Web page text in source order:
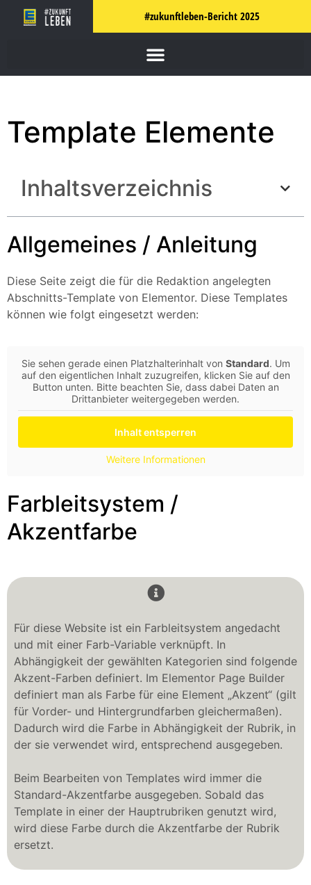
#zukunftleben-Bericht 2025
Template Elemente
Inhaltsverzeichnis
Allgemeines / Anleitung
Diese Seite zeigt die für die Redaktion angelegten
Abschnitts-Template von Elementor. Diese Templates
können wie folgt eingesetzt werden:
Sie sehen gerade einen Platzhalterinhalt von Standard. Um
auf den eigentlichen Inhalt zuzugreifen, klicken Sie auf den
Button unten. Bitte beachten Sie, dass dabei Daten an
Drittanbieter weitergegeben werden.
Inhalt entsperren
Weitere Informationen
Farbleitsystem /
Akzentfarbe
Für diese Website ist ein Farbleitsystem angedacht
und mit einer Farb-Variable verknüpft. In
Abhängigkeit der gewählten Kategorien sind folgende
Akzent-Farben definiert. Im Elementor Page Builder
definiert man als Farbe für eine Element „Akzent“ (gilt
für Vorder- und Hintergrundfarben gleichermaßen).
Dadurch wird die Farbe in Abhängigkeit der Rubrik, in
der sie verwendet wird, entsprechend ausgegeben.
Beim Bearbeiten von Templates wird immer die
Standard-Akzentfarbe ausgegeben. Sobald das
Template in einer der Hauptrubriken genutzt wird,
wird diese Farbe durch die Akzentfarbe der Rubrik
ersetzt.